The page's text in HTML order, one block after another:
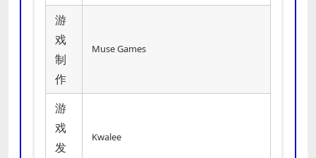
游
戏
制
作
Muse Games
游
戏
发
Kwalee